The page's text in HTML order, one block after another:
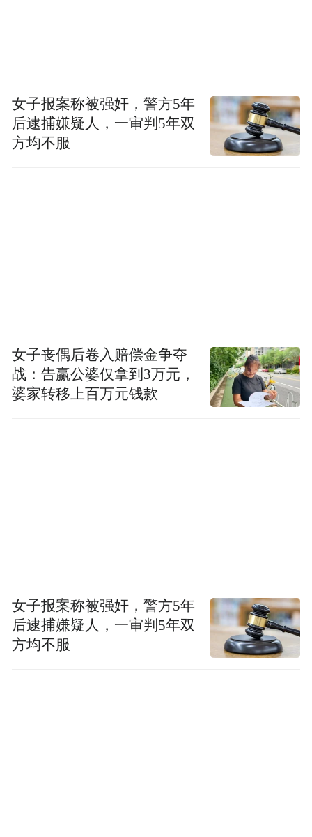
女子报案称被强奸，警方5年
后逮捕嫌疑人，一审判5年双
方均不服
女子丧偶后卷入赔偿金争夺
战：告赢公婆仅拿到3万元，
婆家转移上百万元钱款
女子报案称被强奸，警方5年
后逮捕嫌疑人，一审判5年双
方均不服